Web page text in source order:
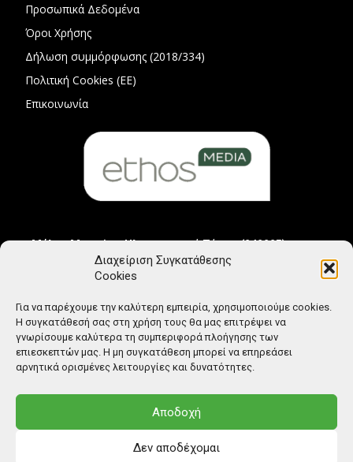
Διαχείριση Συγκατάθεσης
Cookies
Για να παρέχουμε την καλύτερη εμπειρία, χρησιμοποιούμε cookies.
Η συγκατάθεσή σας στη χρήση τους θα μας επιτρέψει να
γνωρίσουμε καλύτερα τη συμπεριφορά πλοήγησης των
επιεσκεπτών μας. Η μη συγκατάθεση μπορεί να επηρεάσει
αρνητικά ορισμένες λειτουργίες και δυνατότητες.
Αποδοχή
Δεν αποδέχομαι
Προσωπικά Δεδομένα
Όροι Χρήσης
Δήλωση συμμόρφωσης (2018/334)
Πολιτική Cookies (ΕΕ)
Επικοινωνία
Μέλος Μητρώου Ηλεκτρονικού Τύπου (242225)